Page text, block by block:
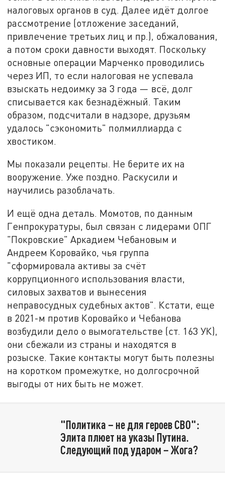
налоговых органов в суд. Далее идёт долгое
рассмотрение (отложение заседаний,
привлечение третьих лиц и пр.), обжалования,
а потом сроки давности выходят. Поскольку
основные операции Марченко проводились
через ИП, то если налоговая не успевала
взыскать недоимку за 3 года — всё, долг
списывается как безнадёжный. Таким
образом, подсчитали в надзоре, друзьям
удалось "сэкономить" полмиллиарда с
хвостиком.
Мы показали рецепты. Не берите их на
вооружение. Уже поздно. Раскусили и
научились разоблачать.
И ещё одна деталь. Момотов, по данным
Генпрокуратуры, был связан с лидерами ОПГ
"Покровские" Аркадием Чебановым и
Андреем Коровайко, чья группа
"сформировала активы за счёт
коррупционного использования власти,
силовых захватов и вынесения
неправосудных судебных актов". Кстати, еще
в 2021-м против Коровайко и Чебанова
возбудили дело о вымогательстве (ст. 163 УК),
они сбежали из страны и находятся в
розыске. Такие контакты могут быть полезны
на коротком промежутке, но долгосрочной
выгоды от них быть не может.
"Политика – не для героев СВО":
Элита плюет на указы Путина.
Следующий под ударом – Жога?